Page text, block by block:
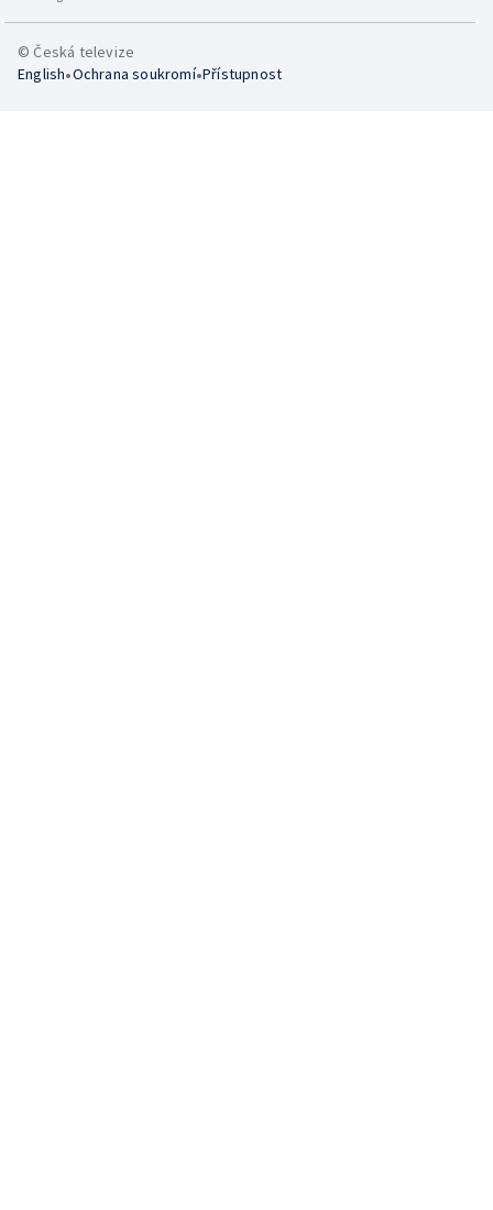
© Česká televize
English•Ochrana soukromí•Přístupnost